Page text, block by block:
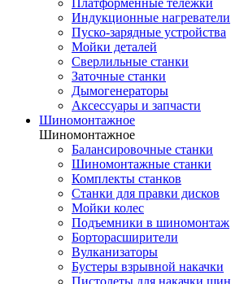
Платформенные тележки
Индукционные нагреватели
Пуско-зарядные устройства
Мойки деталей
Сверлильные станки
Заточные станки
Дымогенераторы
Аксессуары и запчасти
Шиномонтажное
Шиномонтажное
Балансировочные станки
Шиномонтажные станки
Комплекты станков
Станки для правки дисков
Мойки колес
Подъемники в шиномонтаж
Борторасширители
Вулканизаторы
Бустеры взрывной накачки
Пистолеты для накачки шин